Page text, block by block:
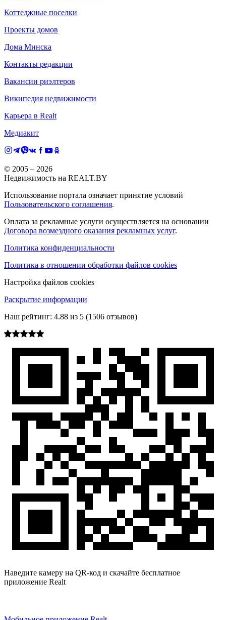
Коттеджные поселки
Проекты домов
Дома Минска
Контакты редакции
Вакансии риэлтеров
Википедия недвижимости
Карьера в Realt
Медиакит
© 2005 – 2026
Недвижимость на REALT.BY
Использование портала означает принятие условий
Пользовательского соглашения.
Оплата за рекламные услуги осуществляется на основании
Договора возмездного оказания рекламных услуг.
Политика конфиденциальности
Политика в отношении обработки файлов cookies
Настройка файлов cookies
Раскрытие информации
Наш рейтинг: 4.88 из 5 (1506 отзывов)
Наведите камеру на QR-код и скачайте бесплатное
приложение Realt